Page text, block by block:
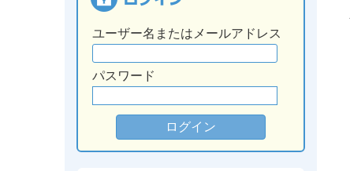
ユーザー名またはメールアドレス
パスワード